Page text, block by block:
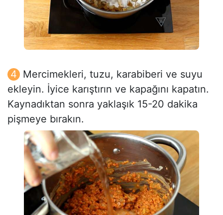
Mercimekleri, tuzu, karabiberi ve suyu
ekleyin. İyice karıştırın ve kapağını kapatın.
Kaynadıktan sonra yaklaşık 15-20 dakika
pişmeye bırakın.